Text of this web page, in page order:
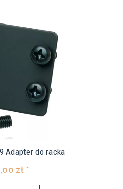
Adapter do racka
zł *